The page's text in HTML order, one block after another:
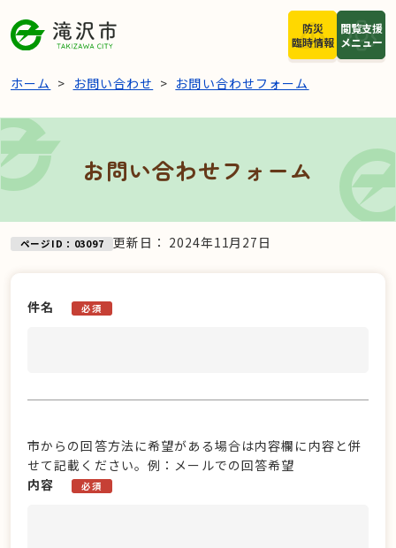
閲覧支援
メニュー
防災
臨時情報
ホーム お問い合わせ お問い合わせフォーム
お問い合わせフォーム
ページID：03097 更新日： 2024年11月27日
件名 必須
市からの回答方法に希望がある場合は内容欄に内容と併
せて記載ください。例：メールでの回答希望
内容
必須